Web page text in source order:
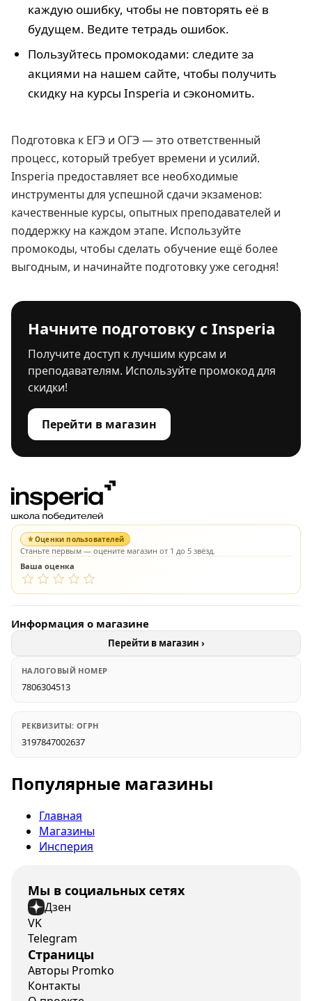
каждую ошибку, чтобы не повторять её в
будущем. Ведите тетрадь ошибок.
Пользуйтесь промокодами: следите за
акциями на нашем сайте, чтобы получить
скидку на курсы Insperia и сэкономить.
Подготовка к ЕГЭ и ОГЭ — это ответственный
процесс, который требует времени и усилий.
Insperia предоставляет все необходимые
инструменты для успешной сдачи экзаменов:
качественные курсы, опытных преподавателей и
поддержку на каждом этапе. Используйте
промокоды, чтобы сделать обучение ещё более
выгодным, и начинайте подготовку уже сегодня!
Начните подготовку с Insperia
Получите доступ к лучшим курсам и
преподавателям. Используйте промокод для
скидки!
Перейти в магазин
Оценки пользователей
Станьте первым — оцените магазин от 1 до 5 звёзд.
Ваша оценка
Информация о магазине
Перейти в магазин ›
НАЛОГОВЫЙ НОМЕР
7806304513
РЕКВИЗИТЫ: ОГРН
3197847002637
Популярные магазины
Главная
Магазины
Инсперия
Мы в социальных сетях
Дзен
VK
Telegram
Страницы
Авторы Promko
Контакты